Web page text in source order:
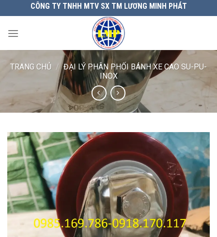
đến
nội
CÔNG TY TNHH MTV SX TM LƯƠNG MINH PHÁT
TRANG CHỦ / ĐẠI LÝ PHÂN PHỐI BÁNH XE CAO SU-PU-
INOX